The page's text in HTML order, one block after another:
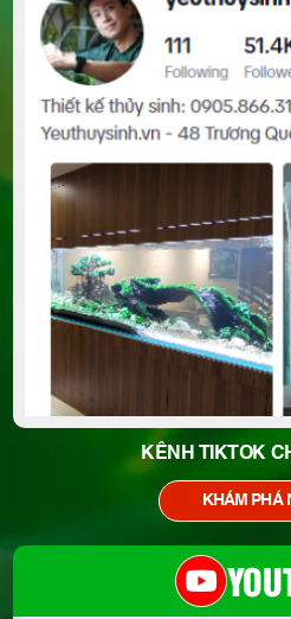
KÊNH TIKTOK
KHÁM PHÁ